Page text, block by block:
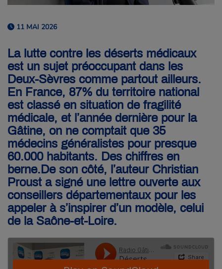
11 MAI 2026
La lutte contre les déserts médicaux
est un sujet préoccupant dans les
Deux-Sèvres comme partout ailleurs.
En France, 87% du territoire national
est classé en situation de fragilité
médicale, et l’année dernière pour la
Gâtine, on ne comptait que 35
médecins généralistes pour presque
60.000 habitants. Des chiffres en
berne.De son côté, l’auteur Christian
Proust a signé une lettre ouverte aux
conseillers départementaux pour les
appeler à s’inspirer d’un modèle, celui
de la Saône-et-Loire.